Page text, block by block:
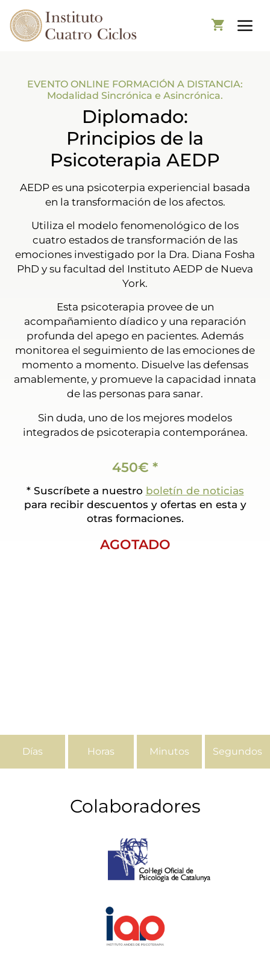
EVENTO ONLINE FORMACIÓN A DISTANCIA:
Modalidad Sincrónica e Asincrónica.
Diplomado:
Principios de la
Psicoterapia AEDP
AEDP es una psicoterpia experiencial basada
en la transformación de los afectos.
Utiliza el modelo fenomenológico de los
cuatro estados de transformación de las
emociones investigado por la Dra. Diana Fosha
PhD y su facultad del Instituto AEDP de Nueva
York.
Esta psicoterapia provee de un
acompañamiento díadico y una reparación
profunda del apego en pacientes. Además
monitorea el seguimiento de las emociones de
momento a momento. Disuelve las defensas
amablemente, y promueve la capacidad innata
de las personas para sanar.
Sin duda, uno de los mejores modelos
integrados de psicoterapia contemporánea.
450€ *
* Suscríbete a nuestro boletín de noticias
para recibir descuentos y ofertas en esta y
otras formaciones.
AGOTADO
Días Horas Minutos Segundos
Colaboradores